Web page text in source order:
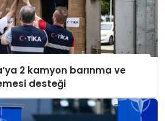
2 kamyon barınma ve
desteği